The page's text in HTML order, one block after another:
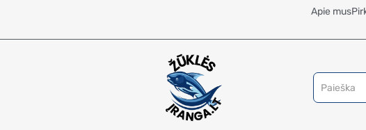
Apie mus